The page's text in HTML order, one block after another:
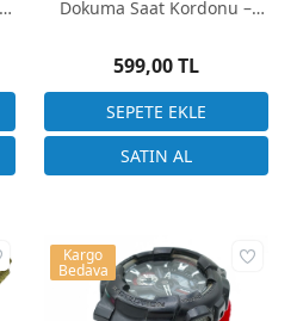
Dokuma Saat Kordonu –
599,00 TL
Kargo
Bedava